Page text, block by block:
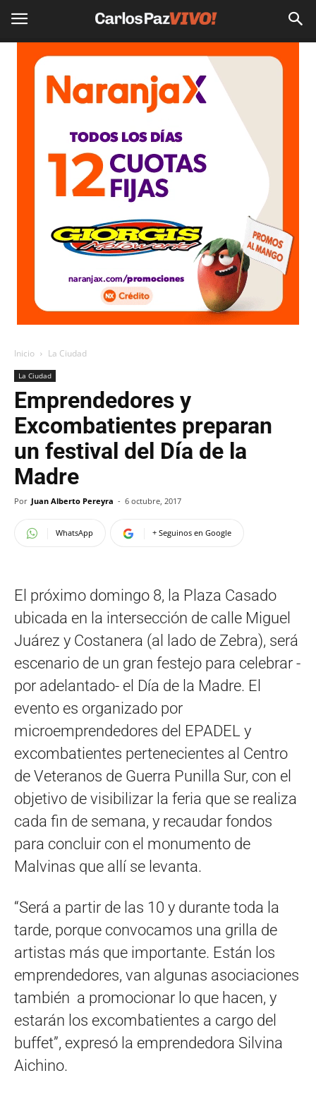
Inicio La Ciudad
La Ciudad
Emprendedores y
Excombatientes preparan
un festival del Día de la
Madre
Por Juan Alberto Pereyra - 6 octubre, 2017
WhatsApp + Seguinos en Google
El próximo domingo 8, la Plaza Casado
ubicada en la intersección de calle Miguel
Juárez y Costanera (al lado de Zebra), será
escenario de un gran festejo para celebrar -
por adelantado- el Día de la Madre. El
evento es organizado por
microemprendedores del EPADEL y
excombatientes pertenecientes al Centro
de Veteranos de Guerra Punilla Sur, con el
objetivo de visibilizar la feria que se realiza
cada fin de semana, y recaudar fondos
para concluir con el monumento de
Malvinas que allí se levanta.
“Será a partir de las 10 y durante toda la
tarde, porque convocamos una grilla de
artistas más que importante. Están los
emprendedores, van algunas asociaciones
también a promocionar lo que hacen, y
estarán los excombatientes a cargo del
buffet”, expresó la emprendedora Silvina
Aichino.